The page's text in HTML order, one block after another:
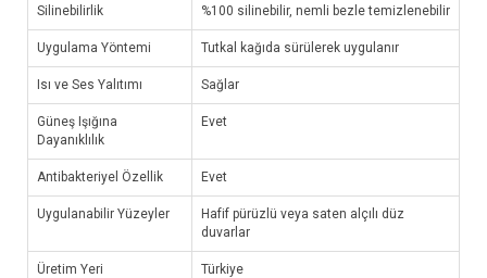
Silinebilirlik %100 silinebilir, nemli bezle temizlenebilir
Uygulama Yöntemi Tutkal kağıda sürülerek uygulanır
Isı ve Ses Yalıtımı Sağlar
Güneş Işığına
Dayanıklılık
Evet
Antibakteriyel Özellik Evet
Uygulanabilir Yüzeyler
Hafif pürüzlü veya saten alçılı düz
duvarlar
Üretim Yeri Türkiye